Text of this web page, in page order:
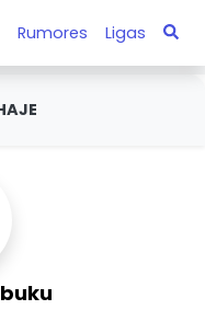
Rumores Ligas